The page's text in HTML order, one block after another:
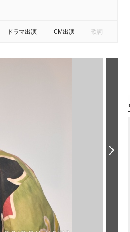
ドラマ出演 CM出演 歌詞